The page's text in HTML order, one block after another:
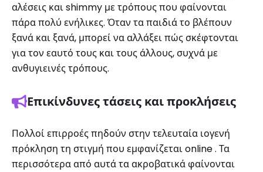
αλέσεις και shimmy με τρόπους που φαίνονται
πάρα πολύ ενήλικες. Όταν τα παιδιά το βλέπουν
ξανά και ξανά, μπορεί να αλλάξει πώς σκέφτονται
για τον εαυτό τους και τους άλλους, συχνά με
ανθυγιεινές τρόπους.
Επικίνδυνες τάσεις και προκλήσεις
Πολλοί επιρροές πηδούν στην τελευταία ιογενή
πρόκληση τη στιγμή που εμφανίζεται online . Τα
περισσότερα από αυτά τα ακροβατικά φαίνονται